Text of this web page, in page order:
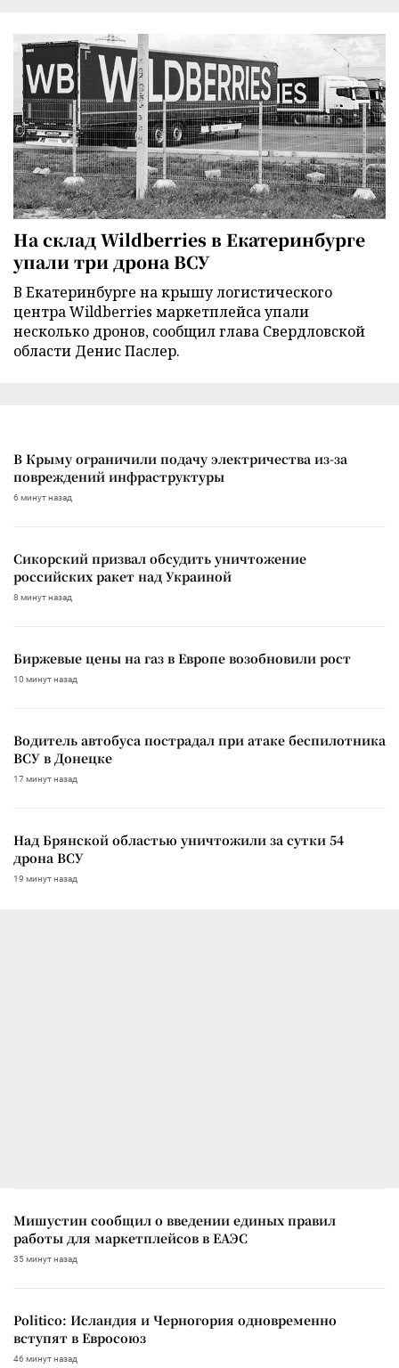
На склад Wildberries в Екатеринбурге
упали три дрона ВСУ
В Екатеринбурге на крышу логистического
центра Wildberries маркетплейса упали
несколько дронов, сообщил глава Свердловской
области Денис Паслер.
В Крыму ограничили подачу электричества из-за
повреждений инфраструктуры
6 минут назад
Сикорский призвал обсудить уничтожение
российских ракет над Украиной
8 минут назад
Биржевые цены на газ в Европе возобновили рост
10 минут назад
Водитель автобуса пострадал при атаке беспилотника
ВСУ в Донецке
17 минут назад
Над Брянской областью уничтожили за сутки 54
дрона ВСУ
19 минут назад
Мишустин сообщил о введении единых правил
работы для маркетплейсов в ЕАЭС
35 минут назад
Politico: Исландия и Черногория одновременно
вступят в Евросоюз
46 минут назад